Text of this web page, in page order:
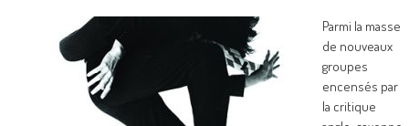
Parmi la masse
de nouveaux
groupes
encensés par
la critique